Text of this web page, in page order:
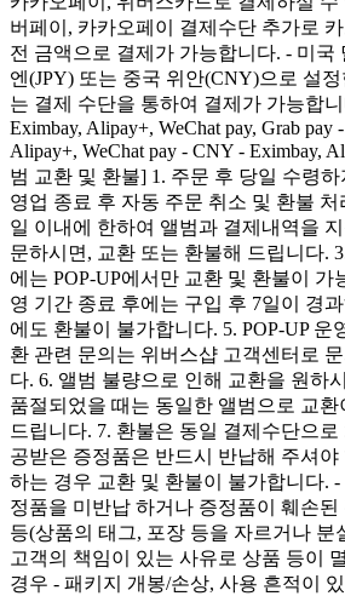
버페이, 카카오페이 결제수단 추가로
전 금액으로 결제가 가능합니다. - 미국
엔(JPY) 또는 중국 위안(CNY)으로 설
는 결제 수단을 통하여 결제가 가능합니
Eximbay, Alipay+, WeChat pay, Grab pay
Alipay+, WeChat pay - CNY - Eximbay,
범 교환 및 환불] 1. 주문 후 당일 수령하
영업 종료 후 자동 주문 취소 및 환불 처
일 이내에 한하여 앨범과 결제내역을
문하시면, 교환 또는 환불해 드립니다.
에는 POP-UP에서만 교환 및 환불이 가
영 기간 종료 후에는 구입 후 7일이 경
에도 환불이 불가합니다. 5. POP-UP 운
환 관련 문의는 위버스샵 고객센터로
다. 6. 앨범 불량으로 인해 교환을 원하
품절되었을 때는 동일한 앨범으로 교환
드립니다. 7. 환불은 동일 결제수단으로
공받은 증정품은 반드시 반납해 주셔
하는 경우 교환 및 환불이 불가합니다.
정품을 미반납 하거나 증정품이 훼손
등(상품의 태그, 포장 등을 자르거나 분
고객의 책임이 있는 사유로 상품 등이
경우 - 패키지 개봉/손상, 사용 흔적이